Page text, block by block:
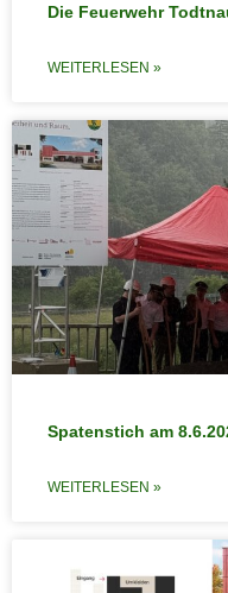
Die Feuerwehr
WEITERLESEN »
Spatenstich am
WEITERLESEN »